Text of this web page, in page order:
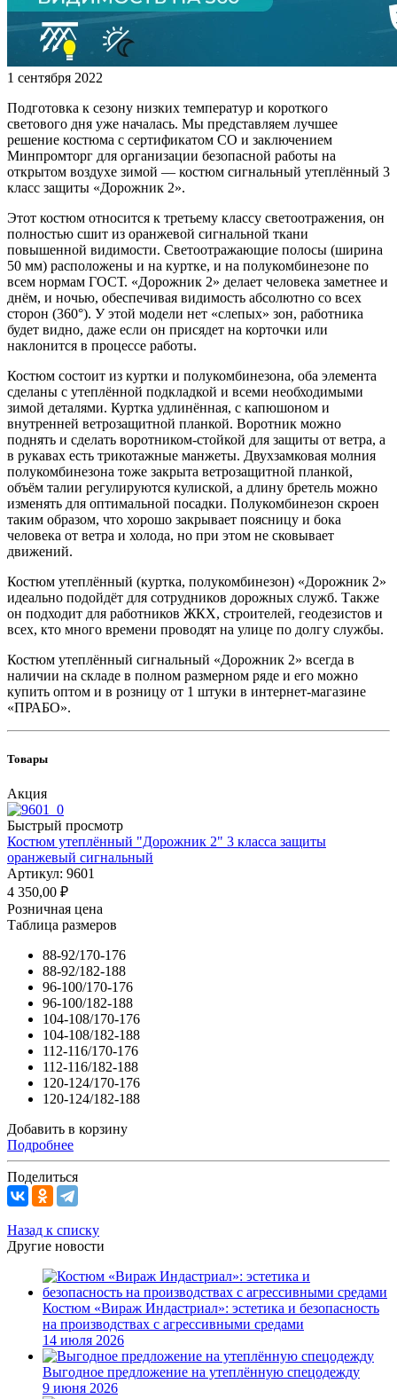
1 сентября 2022
Подготовка к сезону низких температур и короткого
светового дня уже началась. Мы представляем лучшее
решение костюма с сертификатом СО и заключением
Минпромторг для организации безопасной работы на
открытом воздухе зимой — костюм сигнальный утеплённый 3
класс защиты «Дорожник 2».
Этот костюм относится к третьему классу светоотражения, он
полностью сшит из оранжевой сигнальной ткани
повышенной видимости. Светоотражающие полосы (ширина
50 мм) расположены и на куртке, и на полукомбинезоне по
всем нормам ГОСТ. «Дорожник 2» делает человека заметнее и
днём, и ночью, обеспечивая видимость абсолютно со всех
сторон (360°). У этой модели нет «слепых» зон, работника
будет видно, даже если он присядет на корточки или
наклонится в процессе работы.
Костюм состоит из куртки и полукомбинезона, оба элемента
сделаны c утеплённой подкладкой и всеми необходимыми
зимой деталями. Куртка удлинённая, с капюшоном и
внутренней ветрозащитной планкой. Воротник можно
поднять и сделать воротником-стойкой для защиты от ветра, а
в рукавах есть трикотажные манжеты. Двухзамковая молния
полукомбинезона тоже закрыта ветрозащитной планкой,
объём талии регулируются кулиской, а длину бретель можно
изменять для оптимальной посадки. Полукомбинезон скроен
таким образом, что хорошо закрывает поясницу и бока
человека от ветра и холода, но при этом не сковывает
движений.
Костюм утеплённый (куртка, полукомбинезон) «Дорожник 2»
идеально подойдёт для сотрудников дорожных служб. Также
он подходит для работников ЖКХ, строителей, геодезистов и
всех, кто много времени проводят на улице по долгу службы.
Костюм утеплённый сигнальный «Дорожник 2» всегда в
наличии на складе в полном размерном ряде и его можно
купить оптом и в розницу от 1 штуки в интернет-магазине
«ПРАБО».
Товары
Акция
Быстрый просмотр
Костюм утеплённый "Дорожник 2" 3 класса защиты
оранжевый сигнальный
Артикул: 9601
4 350,00 ₽
Розничная цена
Таблица размеров
88-92/170-176
88-92/182-188
96-100/170-176
96-100/182-188
104-108/170-176
104-108/182-188
112-116/170-176
112-116/182-188
120-124/170-176
120-124/182-188
Добавить в корзину
Подробнее
Поделиться
Назад к списку
Другие новости
Костюм «Вираж Индастриал»: эстетика и безопасность
на производствах с агрессивными средами
14 июля 2026
Выгодное предложение на утеплённую спецодежду
9 июня 2026